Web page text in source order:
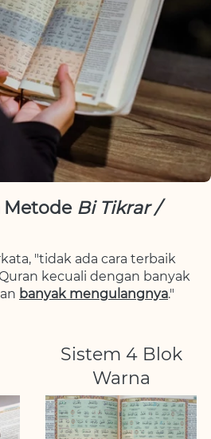
Metode Bi Tikrar /
"tidak ada cara terbaik
kecuali dengan banyak
banyak mengulangnya."
Sistem 4 Blok
Warna